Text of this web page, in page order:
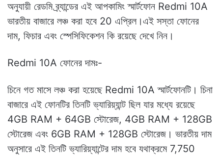
অনুযায়ী রেডমি ব্র্যান্ডের এই আপকামিং স্মার্টফোন Redmi 10A
ভারতীয় বাজারে লঞ্চ করা হবে 20 এপ্রিল।এই সস্তা ফোনের
দাম, ফিচার এবং স্পেসিফিকেশন কি রয়েছে দেখে নিন।
Redmi 10A ফোনের দামঃ-
চিনে গত মাসে লঞ্চ করা হয়েছে Redmi 10A স্মার্টফোনটি। চিনা
বাজারে এই ফোনটির তিনটি ভ্যারিয়্যান্ট ছিল যার মধ্যে রয়েছে
4GB RAM + 64GB স্টোরেজ, 4GB RAM + 128GB
স্টোরেজ এবং 6GB RAM + 128GB স্টোরেজ। ভারতীয় দাম
অনুসারে এই তিনটি ভ্যারিয়্যান্টের দাম হবে যথাক্রমে 7,750